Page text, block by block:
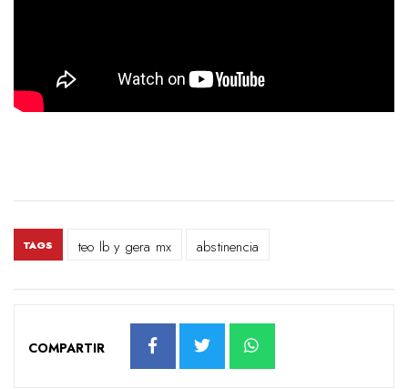
TAGS teo lb y gera mx abstinencia
COMPARTIR